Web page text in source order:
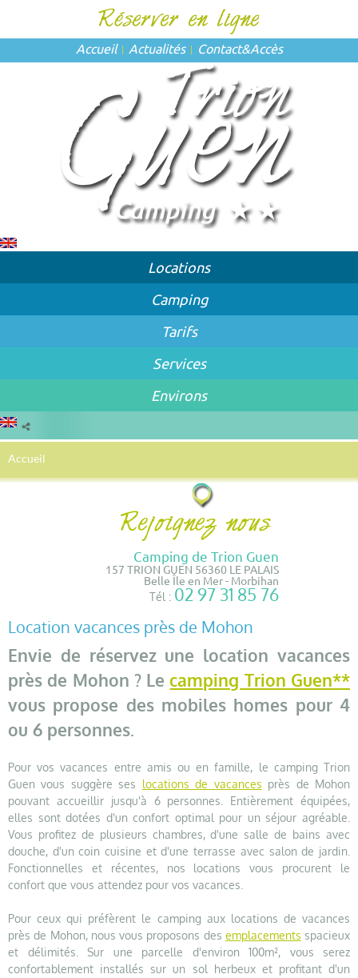
Accueil Actualités Contact&Accès
Locations
Camping
Tarifs
Services
Environs
Accueil
Camping de Trion Guen
157 TRION GUEN 56360 LE PALAIS
Belle Île en Mer - Morbihan
Tél : 02 97 31 85 76
Location vacances près de Mohon
Envie de réservez une location vacances
près de Mohon ? Lecamping Trion Guen**
vous propose des mobiles homes pour 4
ou 6 personnes.
Pour vos vacances entre amis ou en famille, le camping Trion
Guen vous suggère ses locations de vacances près de Mohon
pouvant accueillir jusqu'à 6 personnes. Entièrement équipées,
elles sont dotées d'un confort optimal pour un séjour agréable.
Vous profitez de plusieurs chambres, d'une salle de bains avec
douche, d'un coin cuisine et d'une terrasse avec salon de jardin.
Fonctionnelles et récentes, nos locations vous procurent le
confort que vous attendez pour vos vacances.
Pour ceux qui préfèrent le camping aux locations de vacances
près de Mohon, nous vous proposons des emplacements spacieux
et délimités. Sur une parcelle d'environ 100m², vous serez
confortablement installés sur un sol herbeux et profitant d'un